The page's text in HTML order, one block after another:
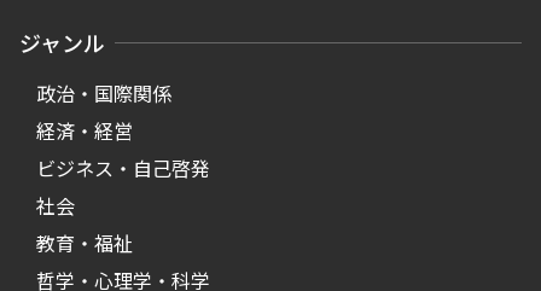
ジャンル
政治・国際関係
経済・経営
ビジネス・自己啓発
社会
教育・福祉
哲学・心理学・科学